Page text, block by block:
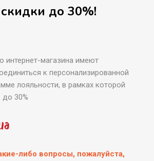
до 30%!
интернет-магазина имеют
к персонализированной
лояльности, в рамках которой
30%
либо вопросы, пожалуйста,